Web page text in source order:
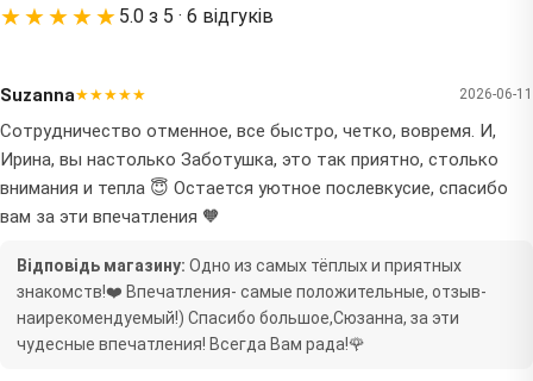
★★★★★ 5.0 з 5 · 6 відгуків
Suzanna★★★★★ 2026-06-11
Сотрудничество отменное, все быстро, четко, вовремя. И,
Ирина, вы настолько Заботушка, это так приятно, столько
внимания и тепла 😇 Остается уютное послевкусие, спасибо
вам за эти впечатления 🧡
Відповідь магазину: Одно из самых тёплых и приятных
знакомств!❤️ Впечатления- самые положительные, отзыв-
наирекомендуемый!) Спасибо большое,Сюзанна, за эти
чудесные впечатления! Всегда Вам рада!🌹